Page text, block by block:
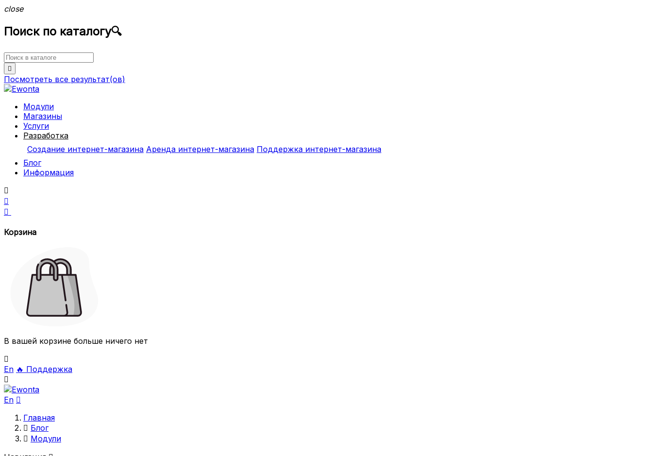
close
Поиск по каталогу🔍

Посмотреть все результат(ов)
Модули
Магазины
Услуги
Разработка
Создание интернет-магазина Аренда интернет-магазина Поддержка интернет-магазина
Блог
Информация



Корзина
В вашей корзине больше ничего нет

En 🔥 Поддержка

En 
Главная
 Блог
 Модули